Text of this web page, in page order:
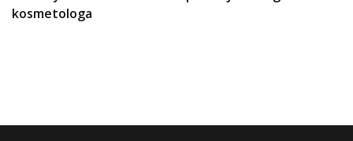
kosmetologa